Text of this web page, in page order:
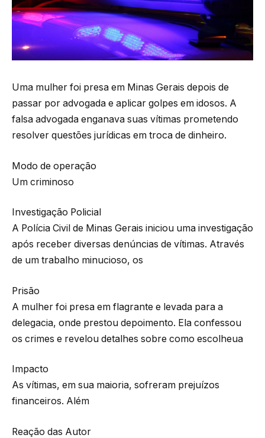
Uma mulher foi presa em Minas Gerais depois de
passar por advogada e aplicar golpes em idosos. A
falsa advogada enganava suas vítimas prometendo
resolver questões jurídicas em troca de dinheiro.
Modo de operação
Um criminoso
Investigação Policial
A Polícia Civil de Minas Gerais iniciou uma investigação
após receber diversas denúncias de vítimas. Através
de um trabalho minucioso, os
Prisão
A mulher foi presa em flagrante e levada para a
delegacia, onde prestou depoimento. Ela confessou
os crimes e revelou detalhes sobre como escolheua
Impacto
As vítimas, em sua maioria, sofreram prejuízos
financeiros. Além
Reação das Autor